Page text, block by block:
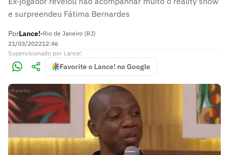
e surpreendeu Fátima Bernardes
PorLance!•Rio de Janeiro (RJ)
21/03/202212:46
Supervisionado por Lance!
Favorite o Lance! no Google